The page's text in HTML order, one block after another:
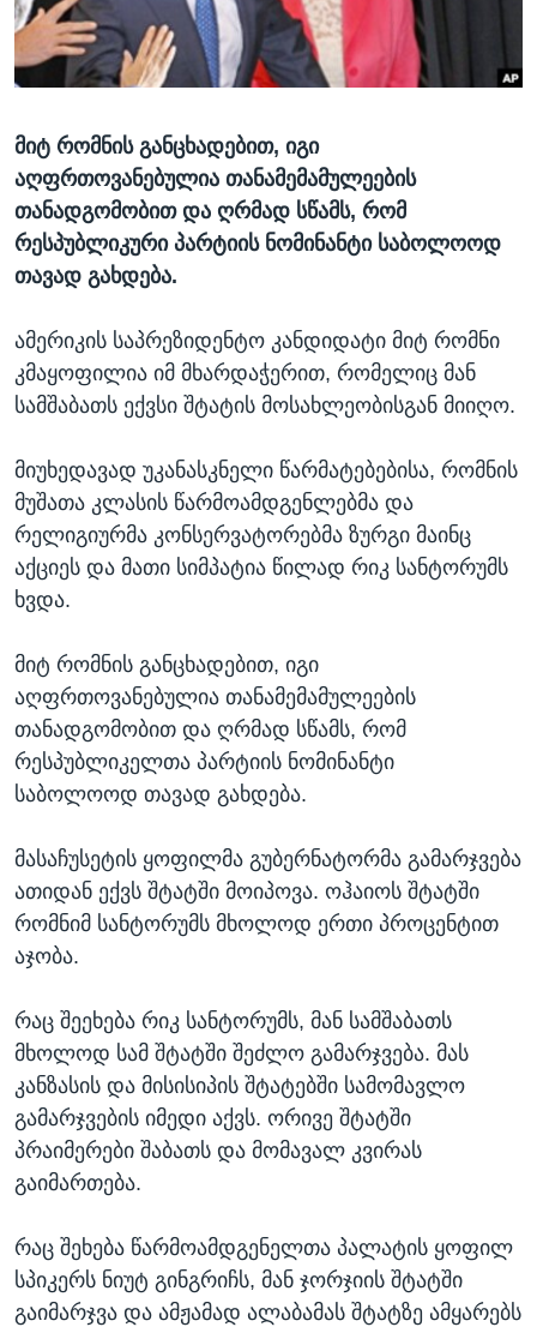
ᲡᲢᲣᲓᲘᲐ ᲕᲐᲨᲘᲜᲒᲢᲝᲜᲘ
ᲔᲙᲝᲜᲝᲛᲘᲙᲐ
ᲯᲐᲜᲛᲠᲗᲔᲚᲝᲑᲐ
ᲘᲜᲢᲔᲠᲕᲘᲣ
ᲙᲣᲚᲢᲣᲠᲐ
ᲒᲐᲚᲘᲚᲔᲝ
ᲓᲔᲖᲘᲜᲤᲝᲠᲛᲐᲪᲘᲐ
Learning English
ენები
მიტ რომნის განცხადებით, იგი
აღფრთოვანებულია თანამემამულეების
თანადგომობით და ღრმად სწამს, რომ
რესპუბლიკური პარტიის ნომინანტი საბოლოოდ
თავად გახდება.
ამერიკის საპრეზიდენტო კანდიდატი მიტ რომნი
კმაყოფილია იმ მხარდაჭერით, რომელიც მან
სამშაბათს ექვსი შტატის მოსახლეობისგან მიიღო.
მიუხედავად უკანასკნელი წარმატებებისა, რომნის
მუშათა კლასის წარმოამდგენლებმა და
რელიგიურმა კონსერვატორებმა ზურგი მაინც
აქციეს და მათი სიმპატია წილად რიკ სანტორუმს
ხვდა.
მიტ რომნის განცხადებით, იგი
აღფრთოვანებულია თანამემამულეების
თანადგომობით და ღრმად სწამს, რომ
რესპუბლიკელთა პარტიის ნომინანტი
საბოლოოდ თავად გახდება.
მასაჩუსეტის ყოფილმა გუბერნატორმა გამარჯვება
ათიდან ექვს შტატში მოიპოვა. ოჰაიოს შტატში
რომნიმ სანტორუმს მხოლოდ ერთი პროცენტით
აჯობა.
რაც შეეხება რიკ სანტორუმს, მან სამშაბათს
მხოლოდ სამ შტატში შეძლო გამარჯვება. მას
კანზასის და მისისიპის შტატებში სამომავლო
გამარჯვების იმედი აქვს. ორივე შტატში
პრაიმერები შაბათს და მომავალ კვირას
გაიმართება.
რაც შეხება წარმოამდგენელთა პალატის ყოფილ
სპიკერს ნიუტ გინგრიჩს, მან ჯორჯიის შტატში
გაიმარჯვა და ამჟამად ალაბამას შტატზე ამყარებს